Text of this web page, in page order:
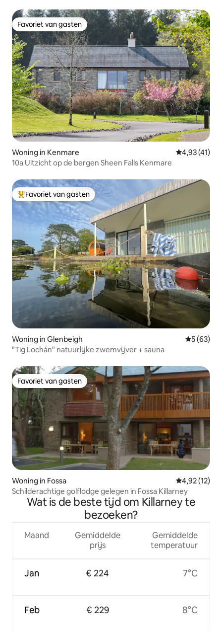
Favoriet van gasten
Favoriet van gasten
Woning in Kenmare Gemiddelde
4,93 (41)
10a Uitzicht op de bergen Sheen Falls Kenmare
Topfavoriet van gasten
Favoriet van gasten
Woning in Glenbeigh
5 (63)
"Tiġ Lochán" natuurlijke zwemvijver + sauna
Favoriet van gasten
Favoriet van gasten
Woning in Fossa Gemiddelde
4,92 (12)
Schilderachtige golflodge gelegen in Fossa Killarney
Wat is de beste tijd om Killarney te
bezoeken?
Maand
Jan
Feb
Gemiddelde
prijs
€ 224
€ 229
Gemiddelde
temperatuur
7°C
8°C